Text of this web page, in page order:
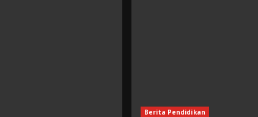
Berita Pendidikan